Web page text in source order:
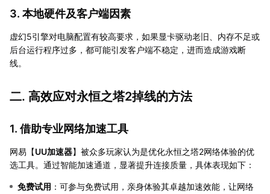
3. 本地硬件及客户端因素
虚幻5引擎对电脑配置有较高要求，如果显卡驱动老旧、内存不足或
后台运行程序过多，都可能引发客户端不稳定，进而造成游戏断
线。
二. 高效应对永恒之塔2掉线的方法
1. 借助专业网络加速工具
网易【UU加速器】被众多玩家认为是优化永恒之塔2网络体验的优
选工具。通过智能加速通道，显著提升连接质量，具体表现如下：
免费试用 ：可参与免费试用，亲身体验其卓越加速效能，让网络